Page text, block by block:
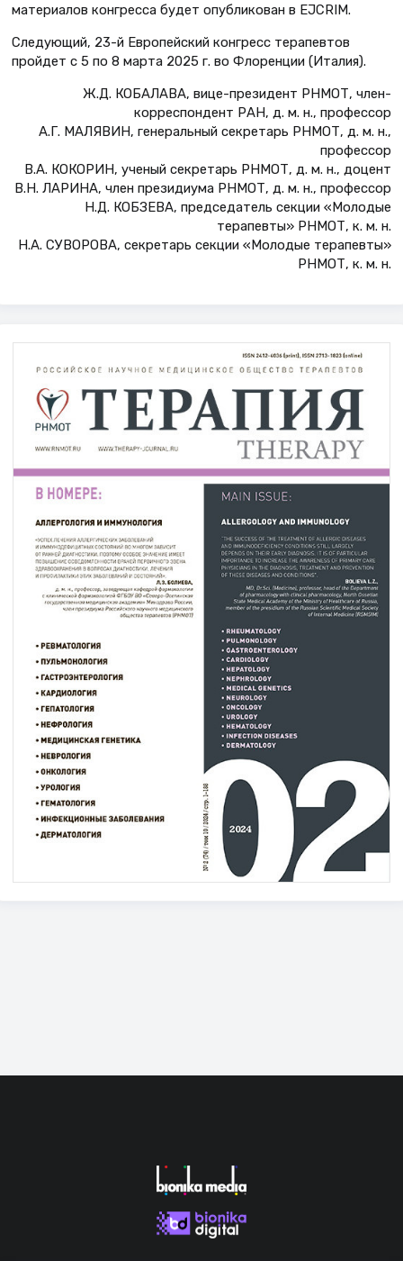
материалов конгресса будет опубликован в EJCRIM.
Следующий, 23-й Европейский конгресс терапевтов
пройдет с 5 по 8 марта 2025 г. во Флоренции (Италия).
Ж.Д. КОБАЛАВА, вице-президент РНМОТ, член-
корреспондент РАН, д. м. н., профессор
А.Г. МАЛЯВИН, генеральный секретарь РНМОТ, д. м. н.,
профессор
В.А. КОКОРИН, ученый секретарь РНМОТ, д. м. н., доцент
В.Н. ЛАРИНА, член президиума РНМОТ, д. м. н., профессор
Н.Д. КОБЗЕВА, председатель секции «Молодые
терапевты» РНМОТ, к. м. н.
Н.А. СУВОРОВА, секретарь секции «Молодые терапевты»
РНМОТ, к. м. н.